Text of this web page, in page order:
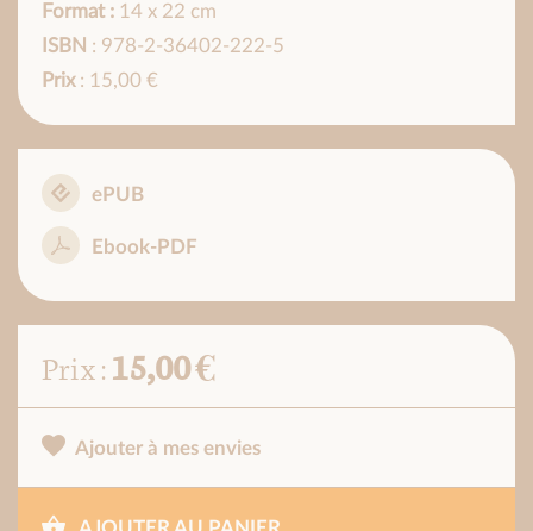
Format : 14 x 22 cm
ISBN : 978-2-36402-222-5
Prix: 15,00 €
ePUB
Ebook-PDF
Prix :15,00 €
Ajouter à mes envies